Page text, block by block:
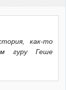
как-то
гуру Геше